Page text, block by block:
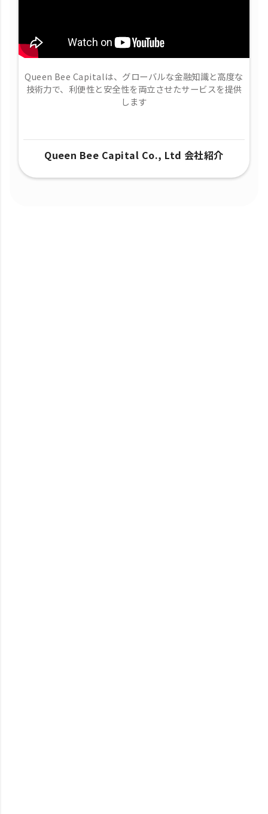
Queen Bee Capitalは、グローバルな金融知識と高度な
技術力で、​利便性と安全性を両立させたサービスを提供
します
Queen Bee Capital Co., Ltd 会社紹介